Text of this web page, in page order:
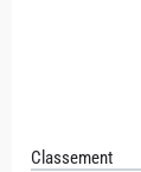
Classement